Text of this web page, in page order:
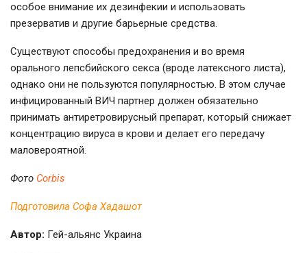
особое внимание их дезинфекии и использовать
презерватив и другие барьерные средства.
Существуют способы предохранения и во время
орального лепсбийского секса (вроде латексного листа),
однако они не пользуются популярностью. В этом случае
инфицированный ВИЧ партнер должен обязательно
принимать антиретровирусный препарат, который снижает
концентрацию вируса в крови и делает его передачу
маловероятной.
Фото Corbis
Подготовила Софа Хадашот
Автор: Гей-альянс Украина